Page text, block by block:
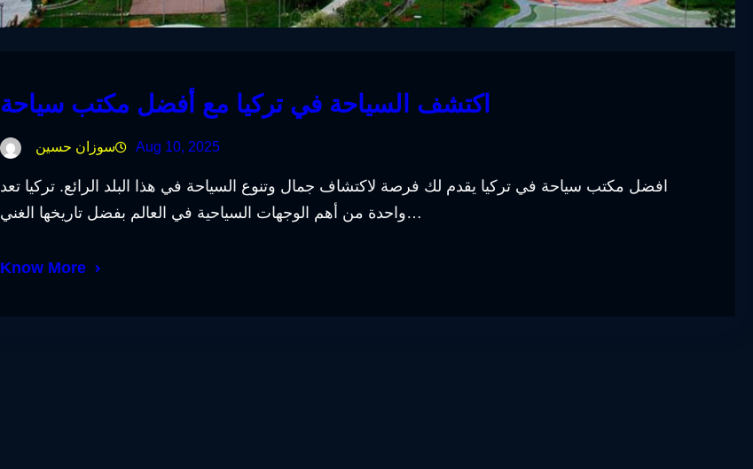
اكتشف السياحة في تركيا مع أفضل مكتب سياحة
سوزان حسين Aug 10, 2025
افضل مكتب سياحة في تركيا يقدم لك فرصة لاكتشاف جمال وتنوع السياحة في هذا البلد الرائع. تركيا تعد
واحدة من أهم الوجهات السياحية في العالم بفضل تاريخها الغني…
Know More